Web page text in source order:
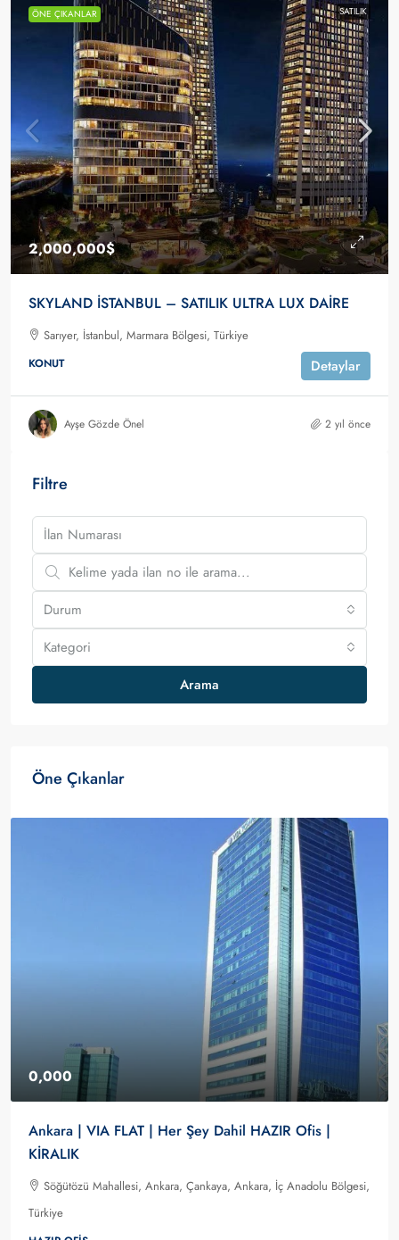
ÖNE ÇIKANLAR SATILIK
2,000,000$
SKYLAND İSTANBUL – SATILIK ULTRA LUX DAİRE
Sarıyer, İstanbul, Marmara Bölgesi, Türkiye
KONUT Detaylar
Ayşe Gözde Önel 2 yıl önce
Filtre
Durum
Kategori
Arama
Öne Çıkanlar
0,000
Ankara | VIA FLAT | Her Şey Dahil HAZIR Ofis |
KİRALIK
Söğütözü Mahallesi, Ankara, Çankaya, Ankara, İç Anadolu Bölgesi,
Türkiye